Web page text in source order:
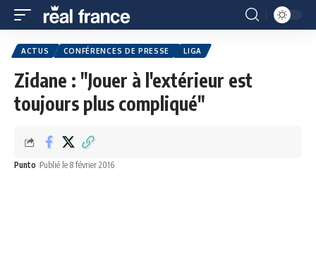
ACTUS CONFÉRENCES DE PRESSE LIGA
Zidane : "Jouer à l'extérieur est
toujours plus compliqué"
Punto Publié le 8 février 2016